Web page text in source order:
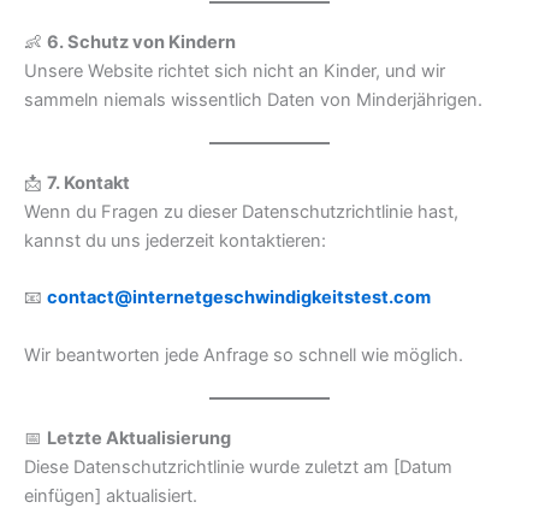
👶 6. Schutz von Kindern
Unsere Website richtet sich nicht an Kinder, und wir
sammeln niemals wissentlich Daten von Minderjährigen.
📩 7. Kontakt
Wenn du Fragen zu dieser Datenschutzrichtlinie hast,
kannst du uns jederzeit kontaktieren:
📧 contact@internetgeschwindigkeitstest.com
Wir beantworten jede Anfrage so schnell wie möglich.
📅 Letzte Aktualisierung
Diese Datenschutzrichtlinie wurde zuletzt am [Datum
einfügen] aktualisiert.